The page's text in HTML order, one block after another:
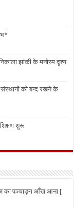
झांकी के मनोरम दृश्य
को बन्द रखने के
शुरू
का पञ्चाङ्ग आँख आना [